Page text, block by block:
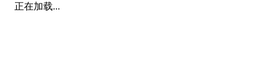
正在加载...